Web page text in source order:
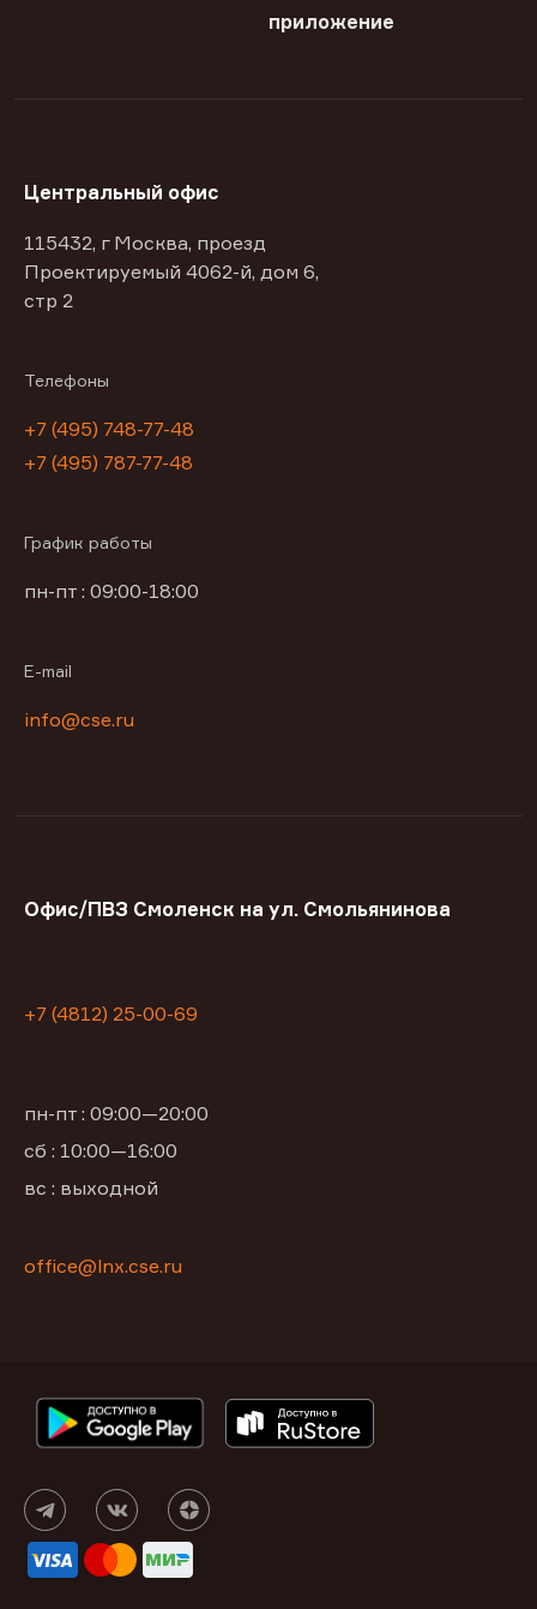
приложение
Центральный офис
115432, г Москва, проезд
Проектируемый 4062-й, дом 6,
стр 2
Телефоны
+7 (495) 748-77-48
+7 (495) 787-77-48
График работы
пн-пт : 09:00-18:00
E-mail
info@cse.ru
Офис/ПВЗ Смоленск на ул. Смольянинова
+7 (4812) 25-00-69
пн-пт : 09:00—20:00
сб : 10:00—16:00
вс : выходной
office@lnx.cse.ru